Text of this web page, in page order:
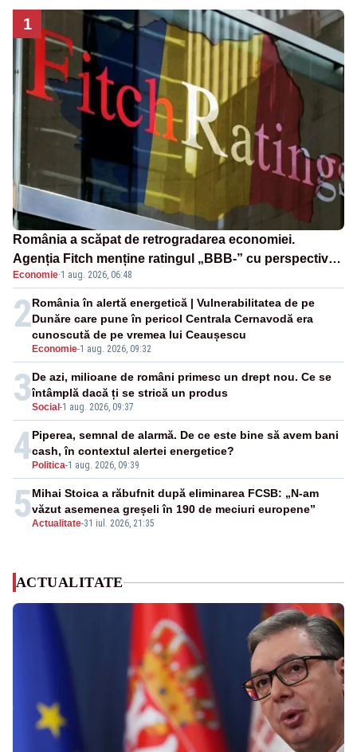
1
România a scăpat de retrogradarea economiei.
Agenția Fitch menține ratingul „BBB-” cu perspectivă
negativă
Economie·1 aug. 2026, 06:48
2
Economie-1 aug. 2026, 09:32
România în alertă energetică | Vulnerabilitatea de pe
Dunăre care pune în pericol Centrala Cernavodă era
cunoscută de pe vremea lui Ceaușescu
3Social -1 aug. 2026, 09:37
De azi, milioane de români primesc un drept nou. Ce se
întâmplă dacă ți se strică un produs
4 Politica-1 aug. 2026, 09:39
Piperea, semnal de alarmă. De ce este bine să avem bani
cash, în contextul alertei energetice?
5Actualitate-31 iul. 2026, 21:35
Mihai Stoica a răbufnit după eliminarea FCSB: „N-am
văzut asemenea greșeli în 190 de meciuri europene”
ACTUALITATE